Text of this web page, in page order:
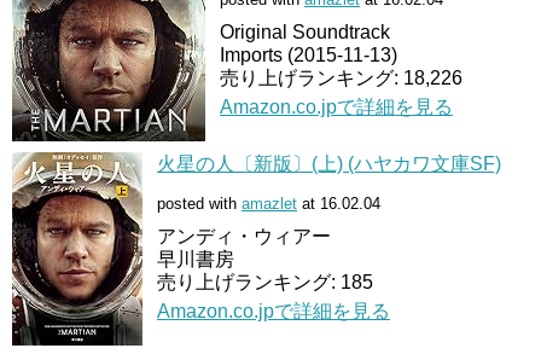
Original Soundtrack
Imports (2015-11-13)
売り上げランキング: 18,226
Amazon.co.jpで詳細を見る
火星の人〔新版〕(上) (ハヤカワ文庫SF)
posted with amazlet at 16.02.04
アンディ・ウィアー
早川書房
売り上げランキング: 185
Amazon.co.jpで詳細を見る